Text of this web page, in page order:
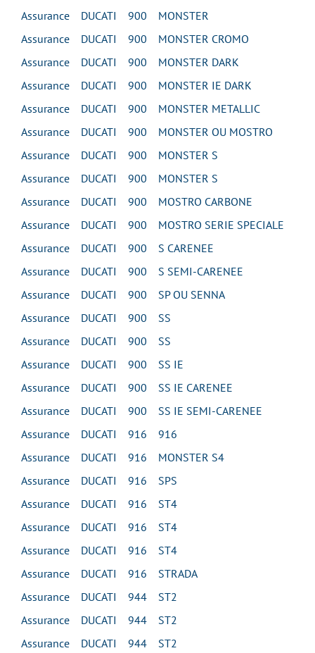
Assurance DUCATI 900 MONSTER
Assurance DUCATI 900 MONSTER CROMO
Assurance DUCATI 900 MONSTER DARK
Assurance DUCATI 900 MONSTER IE DARK
Assurance DUCATI 900 MONSTER METALLIC
Assurance DUCATI 900 MONSTER OU MOSTRO
Assurance DUCATI 900 MONSTER S
Assurance DUCATI 900 MONSTER S
Assurance DUCATI 900 MOSTRO CARBONE
Assurance DUCATI 900 MOSTRO SERIE SPECIALE
Assurance DUCATI 900 S CARENEE
Assurance DUCATI 900 S SEMI-CARENEE
Assurance DUCATI 900 SP OU SENNA
Assurance DUCATI 900 SS
Assurance DUCATI 900 SS
Assurance DUCATI 900 SS IE
Assurance DUCATI 900 SS IE CARENEE
Assurance DUCATI 900 SS IE SEMI-CARENEE
Assurance DUCATI 916 916
Assurance DUCATI 916 MONSTER S4
Assurance DUCATI 916 SPS
Assurance DUCATI 916 ST4
Assurance DUCATI 916 ST4
Assurance DUCATI 916 ST4
Assurance DUCATI 916 STRADA
Assurance DUCATI 944 ST2
Assurance DUCATI 944 ST2
Assurance DUCATI 944 ST2